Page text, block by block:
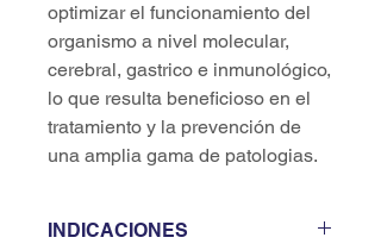
optimizar el funcionamiento del
organismo a nivel molecular,
cerebral, gastrico e inmunológico,
lo que resulta beneficioso en el
tratamiento y la prevención de
una amplia gama de patologias.
INDICACIONES